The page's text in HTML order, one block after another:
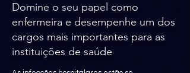
Domine o seu papel como
enfermeira e desempenhe um dos
cargos mais importantes para as
instituições de saúde